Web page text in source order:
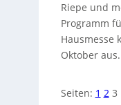
Riepe und
Programm
Hausmesse
Oktober aus.
Seiten: 1 2 3